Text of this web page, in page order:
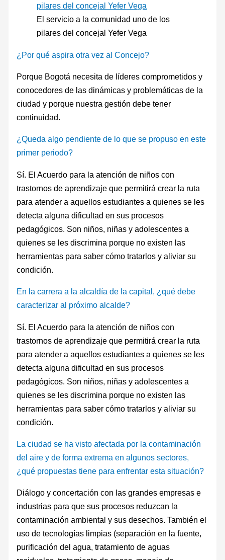
El servicio a la comunidad uno de los
pilares del concejal Yefer Vega
¿Por qué aspira otra vez al Concejo?
Porque Bogotá necesita de líderes comprometidos y
conocedores de las dinámicas y problemáticas de la
ciudad y porque nuestra gestión debe tener
continuidad.
¿Queda algo pendiente de lo que se propuso en este
primer periodo?
Sí. El Acuerdo para la atención de niños con
trastornos de aprendizaje que permitirá crear la ruta
para atender a aquellos estudiantes a quienes se les
detecta alguna dificultad en sus procesos
pedagógicos. Son niños, niñas y adolescentes a
quienes se les discrimina porque no existen las
herramientas para saber cómo tratarlos y aliviar su
condición.
En la carrera a la alcaldía de la capital, ¿qué debe
caracterizar al próximo alcalde?
Sí. El Acuerdo para la atención de niños con
trastornos de aprendizaje que permitirá crear la ruta
para atender a aquellos estudiantes a quienes se les
detecta alguna dificultad en sus procesos
pedagógicos. Son niños, niñas y adolescentes a
quienes se les discrimina porque no existen las
herramientas para saber cómo tratarlos y aliviar su
condición.
La ciudad se ha visto afectada por la contaminación
del aire y de forma extrema en algunos sectores,
¿qué propuestas tiene para enfrentar esta situación?
Diálogo y concertación con las grandes empresas e
industrias para que sus procesos reduzcan la
contaminación ambiental y sus desechos. También el
uso de tecnologías limpias (separación en la fuente,
purificación del agua, tratamiento de aguas